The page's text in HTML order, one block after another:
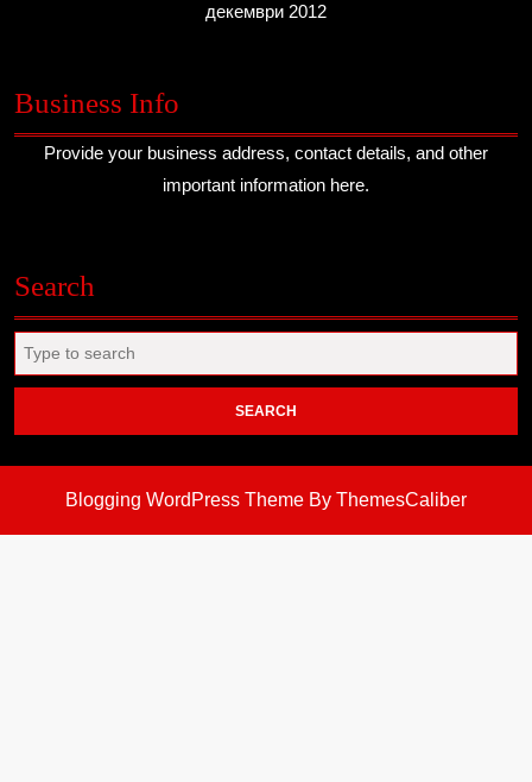
декември 2012
Business Info
Provide your business address, contact details, and other
important information here.
Search
for:
Blogging WordPress Theme By ThemesCaliber